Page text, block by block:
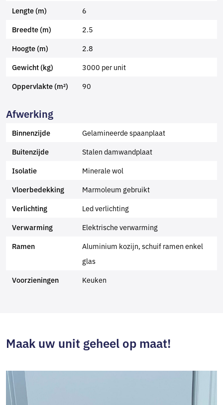
Lengte (m) 6
Breedte (m) 2.5
Hoogte (m) 2.8
Gewicht (kg) 3000 per unit
Oppervlakte (m²) 90
Afwerking
Binnenzijde Gelamineerde spaanplaat
Buitenzijde Stalen damwandplaat
Isolatie Minerale wol
Vloerbedekking Marmoleum gebruikt
Verlichting Led verlichting
Verwarming Elektrische verwarming
Ramen
Aluminium kozijn, schuif ramen enkel
glas
Voorzieningen Keuken
Maak uw unit geheel op maat!